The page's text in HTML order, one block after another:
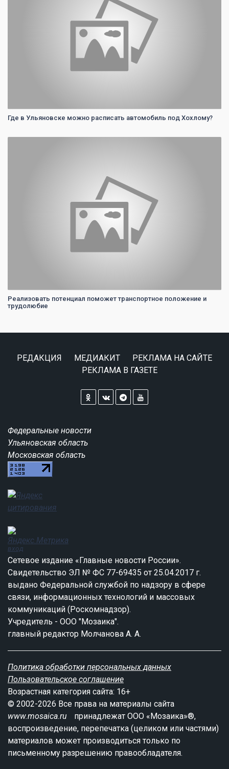
Где в Ульяновске можно расписать автомобиль под Хохлому?
Реализовать потенциал поможет транспортное положение и
трудолюбие
РЕДАКЦИЯ МЕДИАКИТ
РЕКЛАМА НА САЙТЕ
РЕКЛАМА В ГАЗЕТЕ
Федеральные новости
Ульяновская область
Московская область
вход
Сетевое издание «Главные новости России».
Свидетельство ЭЛ № ФС 77-69435 от 25.04.2017 г.
выдано Федеральной службой по надзору в сфере
связи, информационных технологий и массовых
коммуникаций (Роскомнадзор).
Учредитель - ООО "Мозаика".
главный редактор Молчанова А. А.
Политика обработки персональных данных
Пользовательское соглашение
Возрастная категория сайта: 16+
© 2002-2026 Все права на материалы сайта
www.mosaica.ru
принадлежат ООО «Мозаика»®,
воспроизведение, перепечатка (целиком или частями)
материалов может производиться только по
письменному разрешению правообладателя.